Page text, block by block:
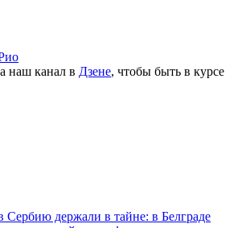
наш канал в Дзене, чтобы быть в курсе
Сербию держали в тайне: в Белграде